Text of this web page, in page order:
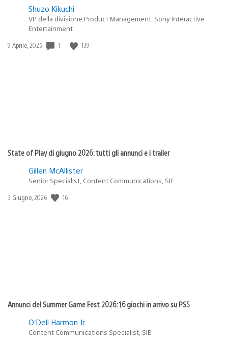
Shuzo Kikuchi
VP della divisione Product Management, Sony Interactive
Entertainment
Data
9 Aprile, 2025 1 139
State of Play di giugno 2026: tutti gli annunci e i trailer
Gillen McAllister
Senior Specialist, Content Communications, SIE
Data
3 Giugno, 2026 16
Annunci del Summer Game Fest 2026: 16 giochi in arrivo su PS5
O’Dell Harmon Jr.
Content Communications Specialist, SIE